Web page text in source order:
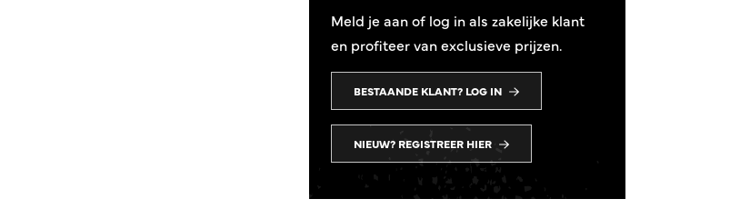
Meld je aan of log in als zakelijke klant
en profiteer van exclusieve prijzen.
BESTAANDE KLANT? LOG IN
NIEUW? REGISTREER HIER